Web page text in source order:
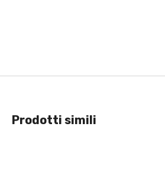
Prodotti simili